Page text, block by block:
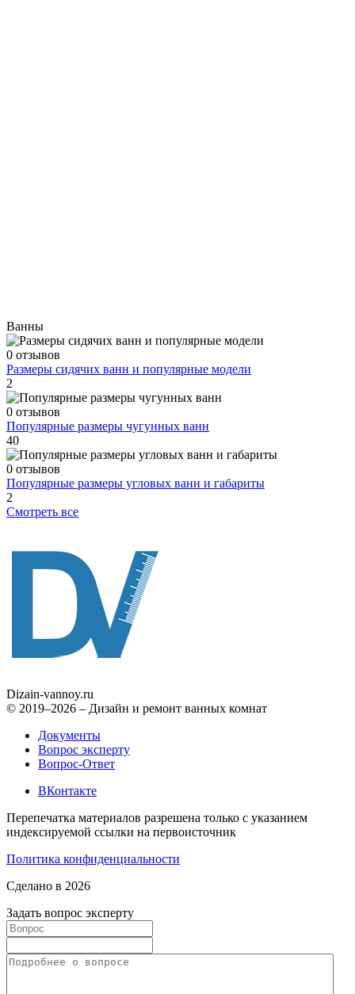
Ванны
0 отзывов
Размеры сидячих ванн и популярные модели
2
0 отзывов
Популярные размеры чугунных ванн
40
0 отзывов
Популярные размеры угловых ванн и габариты
2
Смотреть все
Dizain-vannoy.ru
© 2019–2026 – Дизайн и ремонт ванных комнат
Документы
Вопрос эксперту
Вопрос-Ответ
ВКонтакте
Перепечатка материалов разрешена только с указанием
индексируемой ссылки на первоисточник
Политика конфиденциальности
Сделано в 2026
Задать вопрос эксперту